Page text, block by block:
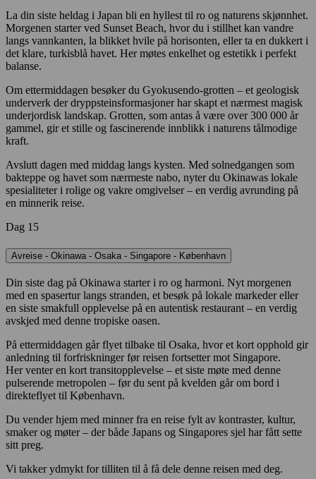
La din siste heldag i Japan bli en hyllest til ro og naturens skjønnhet.
Morgenen starter ved Sunset Beach, hvor du i stillhet kan vandre
langs vannkanten, la blikket hvile på horisonten, eller ta en dukkert i
det klare, turkisblå havet. Her møtes enkelhet og estetikk i perfekt
balanse.
Om ettermiddagen besøker du Gyokusendo-grotten – et geologisk
underverk der dryppsteinsformasjoner har skapt et nærmest magisk
underjordisk landskap. Grotten, som antas å være over 300 000 år
gammel, gir et stille og fascinerende innblikk i naturens tålmodige
kraft.
Avslutt dagen med middag langs kysten. Med solnedgangen som
bakteppe og havet som nærmeste nabo, nyter du Okinawas lokale
spesialiteter i rolige og vakre omgivelser – en verdig avrunding på
en minnerik reise.
Dag 15
Avreise - Okinawa - Osaka - Singapore - København
Din siste dag på Okinawa starter i ro og harmoni. Nyt morgenen
med en spasertur langs stranden, et besøk på lokale markeder eller
en siste smakfull opplevelse på en autentisk restaurant – en verdig
avskjed med denne tropiske oasen.
På ettermiddagen går flyet tilbake til Osaka, hvor et kort opphold gir
anledning til forfriskninger før reisen fortsetter mot Singapore.
Her venter en kort transitopplevelse – et siste møte med denne
pulserende metropolen – før du sent på kvelden går om bord i
direkteflyet til København.
Du vender hjem med minner fra en reise fylt av kontraster, kultur,
smaker og møter – der både Japans og Singapores sjel har fått sette
sitt preg.
Vi takker ydmykt for tilliten til å få dele denne reisen med deg.